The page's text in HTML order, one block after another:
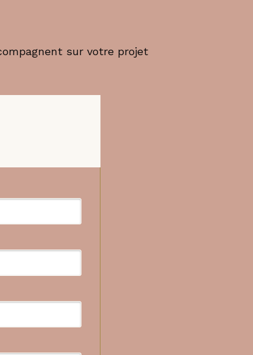
sur votre projet